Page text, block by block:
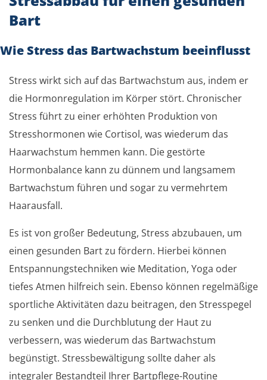
Bart
Wie Stress das Bartwachstum beeinflusst
Stress wirkt sich auf das Bartwachstum aus, indem er
die Hormonregulation im Körper stört. Chronischer
Stress führt zu einer erhöhten Produktion von
Stresshormonen wie Cortisol, was wiederum das
Haarwachstum hemmen kann. Die gestörte
Hormonbalance kann zu dünnem und langsamem
Bartwachstum führen und sogar zu vermehrtem
Haarausfall.
Es ist von großer Bedeutung, Stress abzubauen, um
einen gesunden Bart zu fördern. Hierbei können
Entspannungstechniken wie Meditation, Yoga oder
tiefes Atmen hilfreich sein. Ebenso können regelmäßige
sportliche Aktivitäten dazu beitragen, den Stresspegel
zu senken und die Durchblutung der Haut zu
verbessern, was wiederum das Bartwachstum
begünstigt. Stressbewältigung sollte daher als
integraler Bestandteil Ihrer Bartpflege-Routine